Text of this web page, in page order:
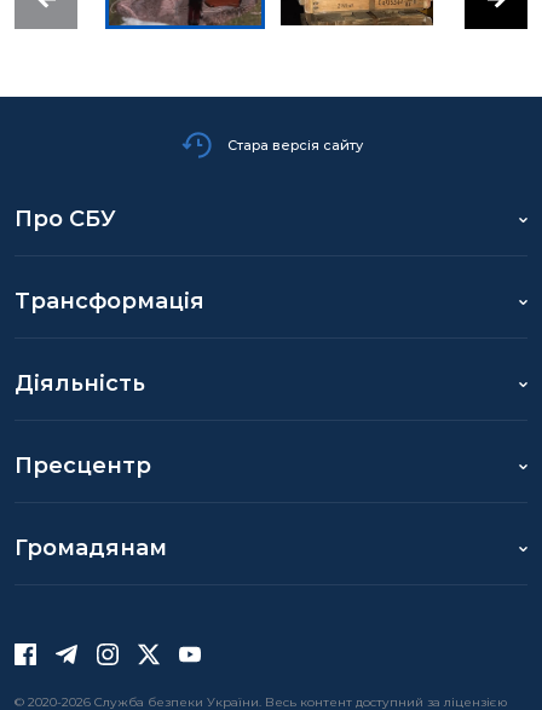
Стара версія сайту
Про СБУ
Трансформація
Діяльність
Пресцентр
Громадянам
© 2020-2026 Служба безпеки України. Весь контент доступний за ліцензією